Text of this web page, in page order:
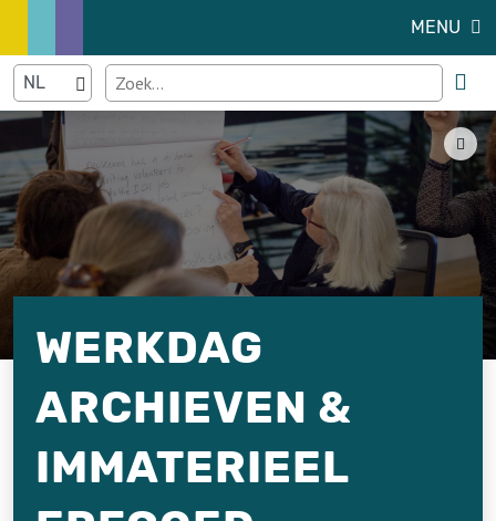
MENU
WERKDAG
ARCHIEVEN &
IMMATERIEEL